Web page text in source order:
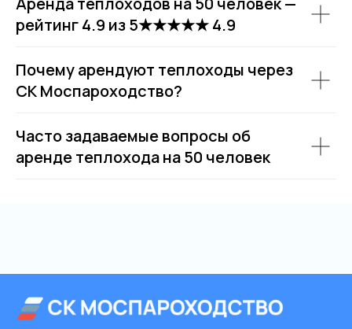
рейтинг 4.9 из 5★★★★★ 4.9
Почему арендуют теплоходы через
СК Моспароходство?
Часто задаваемые вопросы об
аренде теплохода на 50 человек